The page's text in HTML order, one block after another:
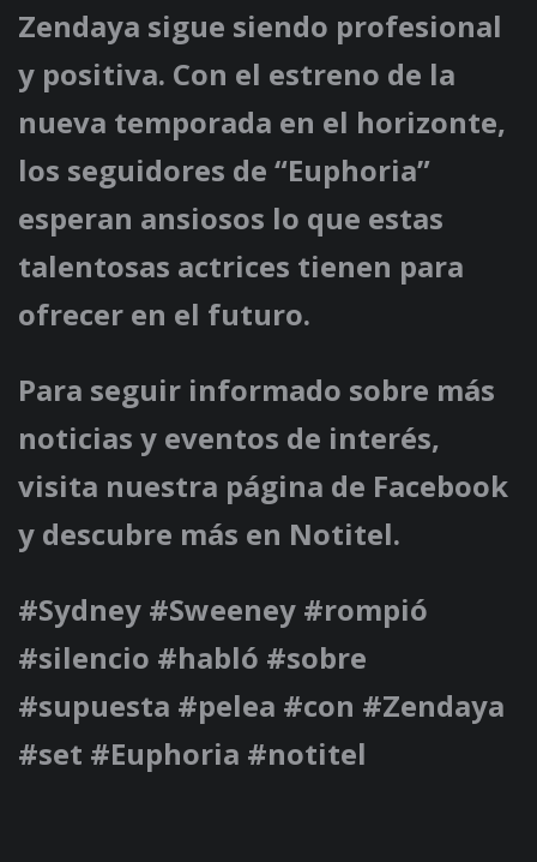
Zendaya sigue siendo profesional
y positiva. Con el estreno de la
nueva temporada en el horizonte,
los seguidores de “Euphoria”
esperan ansiosos lo que estas
talentosas actrices tienen para
ofrecer en el futuro.
Para seguir informado sobre más
noticias y eventos de interés,
visita nuestra página de Facebook
y descubre más en Notitel.
#Sydney #Sweeney #rompió
#silencio #habló #sobre
#supuesta #pelea #con #Zendaya
#set #Euphoria #notitel